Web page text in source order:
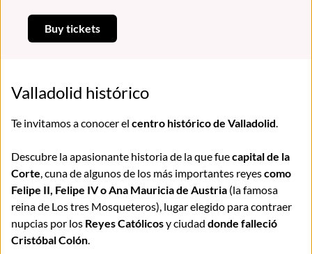
Buy tickets
Valladolid histórico
Te invitamos a conocer el centro histórico de Valladolid.
Descubre la apasionante historia de la que fuecapital de la
Corte, cuna de algunos de los más importantes reyescomo
Felipe II, Felipe IV o Ana Mauricia de Austria (la famosa
reina de Los tres Mosqueteros), lugar elegido para contraer
nupcias por los Reyes Católicosy ciudad donde falleció
Cristóbal Colón.